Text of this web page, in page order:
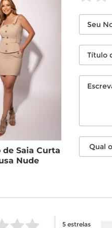
Saia Curta
Nude
5 estrelas